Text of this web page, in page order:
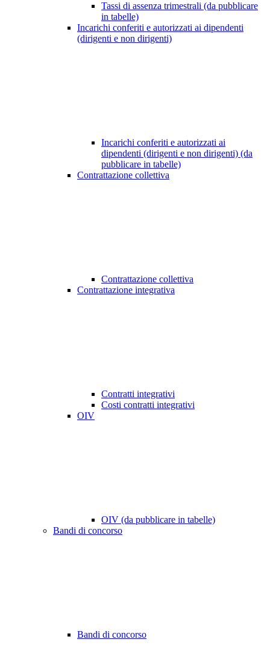
Tassi di assenza trimestrali (da pubblicare
in tabelle)
Incarichi conferiti e autorizzati ai dipendenti
(dirigenti e non dirigenti)
Incarichi conferiti e autorizzati ai
dipendenti (dirigenti e non dirigenti) (da
pubblicare in tabelle)
Contrattazione collettiva
Contrattazione collettiva
Contrattazione integrativa
Contratti integrativi
Costi contratti integrativi
OIV
OIV (da pubblicare in tabelle)
Bandi di concorso
Bandi di concorso